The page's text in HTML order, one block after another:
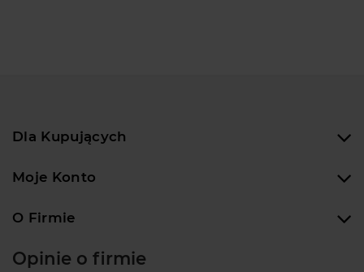
Dla Kupujących
Moje Konto
O Firmie
Opinie o firmie